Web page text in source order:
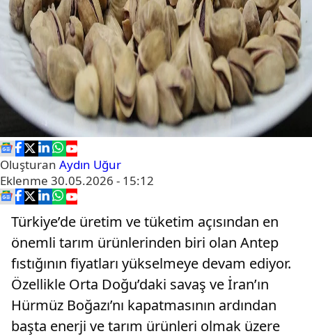
Oluşturan Aydın Uğur
Eklenme 30.05.2026 - 15:12
Türkiye’de üretim ve tüketim açısından en
önemli tarım ürünlerinden biri olan Antep
fıstığının fiyatları yükselmeye devam ediyor.
Özellikle Orta Doğu’daki savaş ve İran’ın
Hürmüz Boğazı’nı kapatmasının ardından
başta enerji ve tarım ürünleri olmak üzere